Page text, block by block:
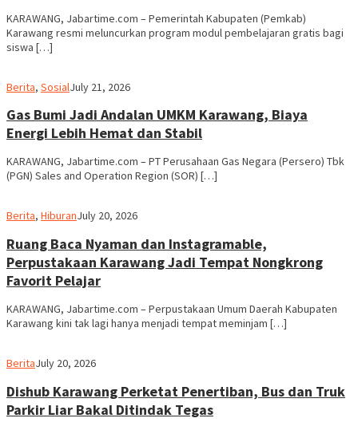
KARAWANG, Jabartime.com – Pemerintah Kabupaten (Pemkab)
Karawang resmi meluncurkan program modul pembelajaran gratis bagi
siswa […]
Berita, Sosial admin
July 21, 2026
Gas Bumi Jadi Andalan UMKM Karawang, Biaya
Energi Lebih Hemat dan Stabil
KARAWANG, Jabartime.com – PT Perusahaan Gas Negara (Persero) Tbk
(PGN) Sales and Operation Region (SOR) […]
Berita, Hiburanadmin
July 20, 2026
Ruang Baca Nyaman dan Instagramable,
Perpustakaan Karawang Jadi Tempat Nongkrong
Favorit Pelajar
KARAWANG, Jabartime.com – Perpustakaan Umum Daerah Kabupaten
Karawang kini tak lagi hanya menjadi tempat meminjam […]
Beritaadmin
July 20, 2026
Dishub Karawang Perketat Penertiban, Bus dan Truk
Parkir Liar Bakal Ditindak Tegas